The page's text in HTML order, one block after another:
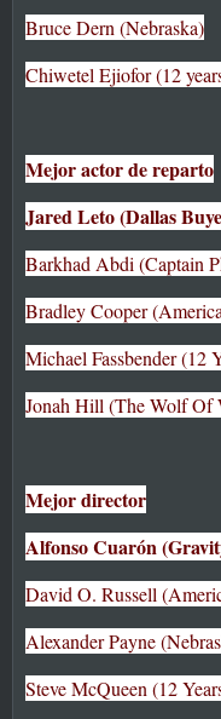
Bruce Dern (Nebraska)
Chiwetel Ejiofor (12
Mejor actor de reparto
Jared Leto (Dallas
Barkhad Abdi (Captain
Bradley Cooper
Michael Fassbender (12
Jonah Hill (The Wolf Of
Mejor director
Alfonso Cuarón
David O. Russell
Alexander Payne
Steve McQueen (12